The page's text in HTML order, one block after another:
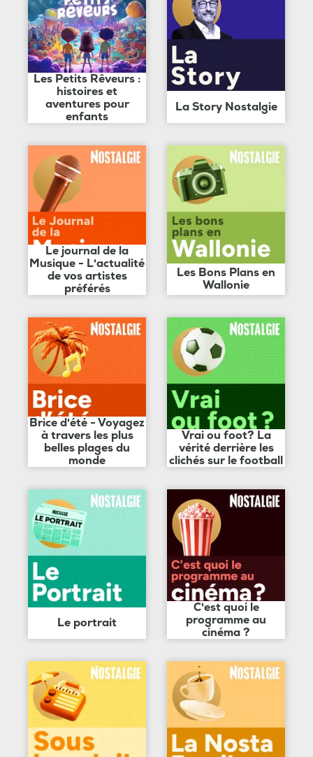
Les Petits Rêveurs :
histoires et
aventures pour
enfants
La Story Nostalgie
Le journal de la
Musique - L'actualité
de vos artistes
préférés
Les Bons Plans en
Wallonie
Brice d'été - Voyagez
à travers les plus
belles plages du
monde
Vrai ou foot? La
vérité derrière les
clichés sur le football
Le portrait
C'est quoi le
programme au
cinéma ?